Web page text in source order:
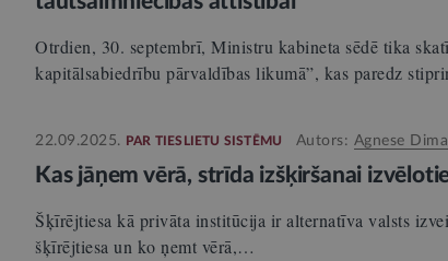
Otrdien, 30. septembrī, Ministru kabineta sēdē tika
kapitālsabiedrību pārvaldības likumā”, kas paredz
22.09.2025. PAR TIESLIETU SISTĒMU Autors: Agnese
Kas jāņem vērā, strīda izšķiršanai
Šķīrējtiesa kā privāta institūcija ir alternatīva valsts
šķīrējtiesa un ko ņemt vērā,…